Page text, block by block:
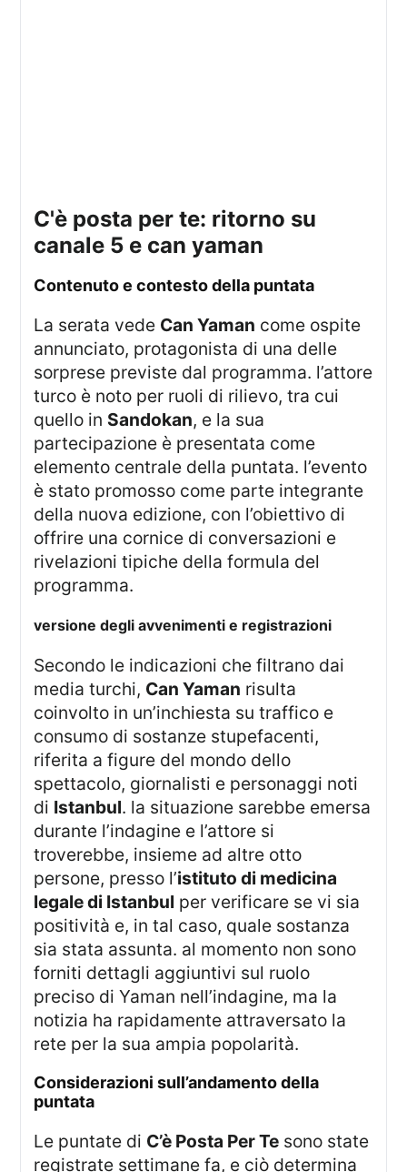
c'è posta per te: ritorno su
canale 5 e can yaman
contenuto e contesto della puntata
la serata vede Can Yaman come ospite
annunciato, protagonista di una delle
sorprese previste dal programma. l’attore
turco è noto per ruoli di rilievo, tra cui
quello in Sandokan, e la sua
partecipazione è presentata come
elemento centrale della puntata. l’evento
è stato promosso come parte integrante
della nuova edizione, con l’obiettivo di
offrire una cornice di conversazioni e
rivelazioni tipiche della formula del
programma.
versione degli avvenimenti e registrazioni
secondo le indicazioni che filtrano dai
media turchi, Can Yaman risulta
coinvolto in un’inchiesta su traffico e
consumo di sostanze stupefacenti,
riferita a figure del mondo dello
spettacolo, giornalisti e personaggi noti
di Istanbul. la situazione sarebbe emersa
durante l’indagine e l’attore si
troverebbe, insieme ad altre otto
persone, presso l’istituto di medicina
legale di Istanbul per verificare se vi sia
positività e, in tal caso, quale sostanza
sia stata assunta. al momento non sono
forniti dettagli aggiuntivi sul ruolo
preciso di Yaman nell’indagine, ma la
notizia ha rapidamente attraversato la
rete per la sua ampia popolarità.
considerazioni sull’andamento della
puntata
le puntate di C’è Posta Per Te sono state
registrate settimane fa, e ciò determina